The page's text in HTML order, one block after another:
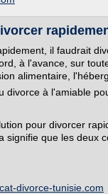
il faudrait
à l'avance, sur
alimentaire,
divorce à l'amiable
pour divorcer
signifie que les deux
divorce-tunisie.com